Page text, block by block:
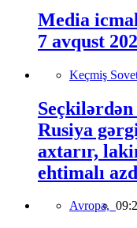
Media
7 avqust
Keçmiş
Rusiya
axtarır,
ehtimalı
Avropa,